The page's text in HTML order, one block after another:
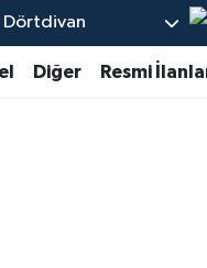
Dörtdivan
Diğer Resmi